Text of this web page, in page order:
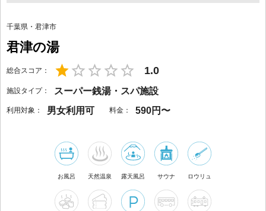
千葉県 ・ 君津市
君津の湯
総合スコア： 1.0
施設タイプ： スーパー銭湯・スパ施設
利用対象： 男女利用可 料金： 590円〜
お風呂 天然温泉 露天風呂 サウナ ロウリュ